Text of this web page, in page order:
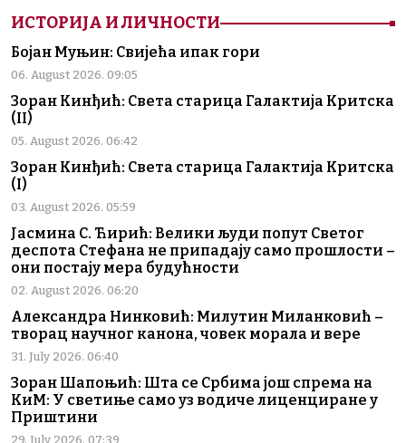
ИСТОРИЈА И ЛИЧНОСТИ
Бојан Муњин: Свијећа ипак гори
06. August 2026. 09:05
Зоран Кинђић: Света старица Галактија Критска
(II)
05. August 2026. 06:42
Зоран Кинђић: Света старица Галактија Критска
(I)
03. August 2026. 05:59
Јасмина С. Ћирић: Велики људи попут Светог
деспота Стефана не припадају само прошлости –
они постају мера будућности
02. August 2026. 06:20
Александра Нинковић: Милутин Миланковић –
творац научног канона, човек морала и вере
31. July 2026. 06:40
Зоран Шапоњић: Шта се Србима још спрема на
КиМ: У светиње само уз водиче лиценциране у
Приштини
29. July 2026. 07:39